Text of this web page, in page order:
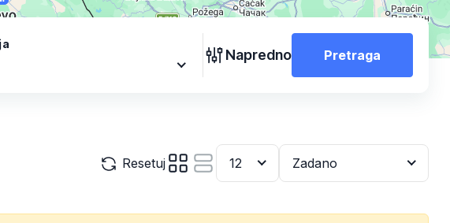
Napredno Pretraga
Resetuj 12 Zadano